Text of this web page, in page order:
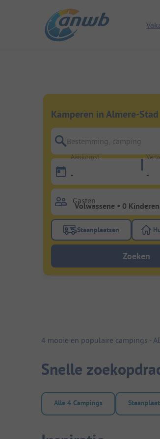
Kamperen in Almere-Stad
Bestemming, camping
Aankomst
- -
Gasten
Gebruik de filterknop
Staanplaatsen
Zoeken
4 mooie en populaire campings -
Snelle
Alle 4 Campings